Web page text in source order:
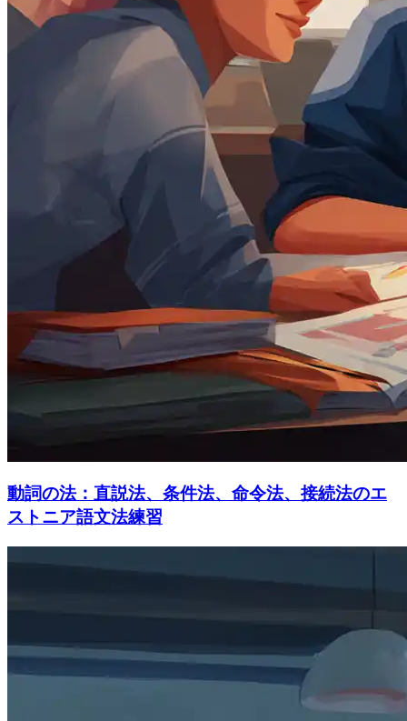
動詞の法：直説法、条件法、命令法、接続法のエ
ストニア語文法練習